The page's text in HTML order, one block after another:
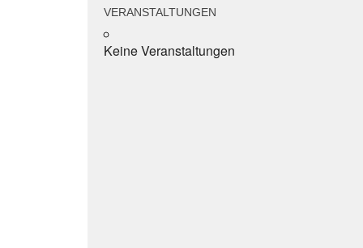
VERANSTALTUNGEN
Keine Veranstaltungen